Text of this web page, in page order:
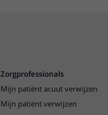
Zorgprofessionals
Mijn patiënt acuut verwijzen
Mijn patiënt verwijzen